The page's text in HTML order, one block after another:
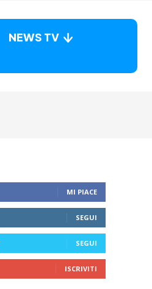
NEWS TV
MI PIACE
SEGUI
SEGUI
ISCRIVITI